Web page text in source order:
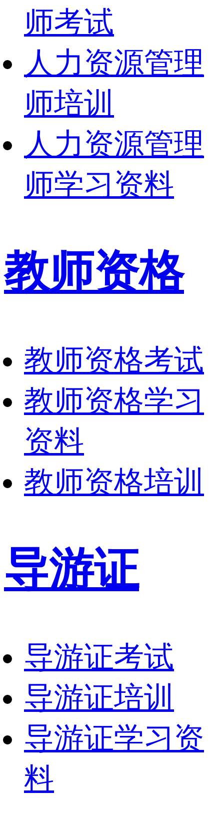
师考试
人力资源管理
师培训
人力资源管理
师学习资料
教师资格
教师资格考试
教师资格学习
资料
教师资格培训
导游证
导游证考试
导游证培训
导游证学习资
料